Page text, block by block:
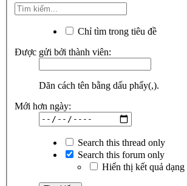
Chỉ tìm trong tiêu đề
Được gửi bởi thành viên:
Dãn cách tên bằng dấu phẩy(,).
Mới hơn ngày:
Search this thread only
Search this forum only
Hiển thị kết quả dạng